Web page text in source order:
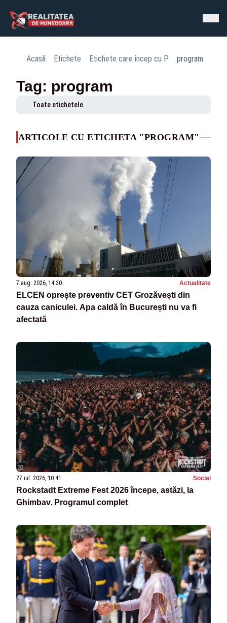
Acasă Etichete Etichete care încep cu P program
Tag: program
Toate etichetele
ARTICOLE CU ETICHETA "PROGRAM"
7 aug. 2026, 14:30 Actualitate
ELCEN oprește preventiv CET Grozăvești din
cauza caniculei. Apa caldă în București nu va fi
afectată
27 iul. 2026, 10:41 Social
Rockstadt Extreme Fest 2026 începe, astăzi, la
Ghimbav. Programul complet